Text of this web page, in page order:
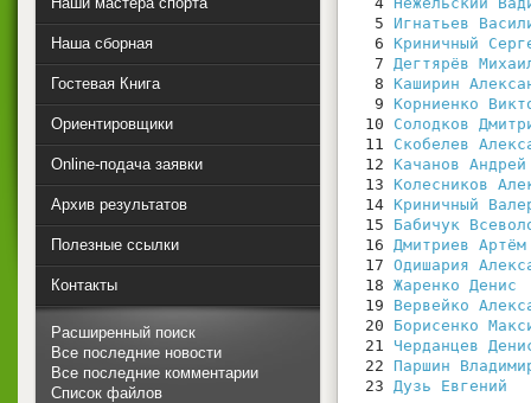
  5
Игнатьев
  6
Криничный
  7
Дегтярёв
  8
Каширин
  9
Корниенко
10 Солодков
11 Скобелев
12 Качанов Андрей
13 Колесников
14 Криничный
15 Бабичук
16 Дмитриев Артём
17 Одишария
18 Жаренко Денис
19 Вервейко
20 Борисенко
21 Черданцев
22 Паршин
23 Дузь Евгений
Наша сборная
Гостевая Книга
Ориентировщики
Online-подача заявки
Архив результатов
Полезные ссылки
Контакты
Расширенный поиск
Все последние новости
Все последние комментарии
Список файлов